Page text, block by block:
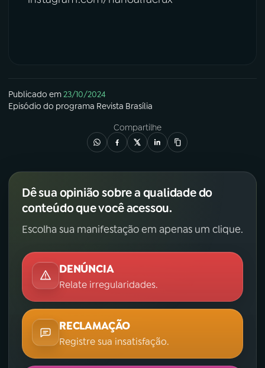
Publicado em23/10/2024
Episódio do programa Revista Brasília
Compartilhe
Dê sua opinião sobre a qualidade do
conteúdo que você acessou.
Escolha sua manifestação em apenas um clique.
DENÚNCIA
Relate irregularidades.
RECLAMAÇÃO
Registre sua insatisfação.